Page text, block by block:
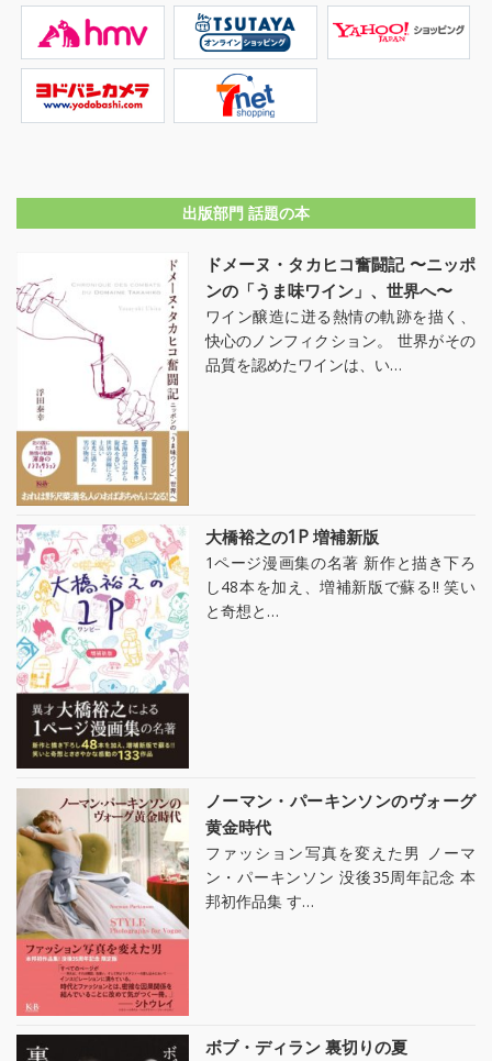
出版部門 話題の本
ドメーヌ・タカヒコ奮闘記 〜ニッポ
ンの「うま味ワイン」、世界へ〜
ワイン醸造に迸る熱情の軌跡を描く、
快心のノンフィクション。 世界がその
品質を認めたワインは、い…
大橋裕之の1P 増補新版
1ページ漫画集の名著 新作と描き下ろ
し48本を加え、増補新版で蘇る!! 笑い
と奇想と…
ノーマン・パーキンソンのヴォーグ
黄金時代
ファッション写真を変えた男 ノーマ
ン・パーキンソン 没後35周年記念 本
邦初作品集 す…
ボブ・ディラン 裏切りの夏